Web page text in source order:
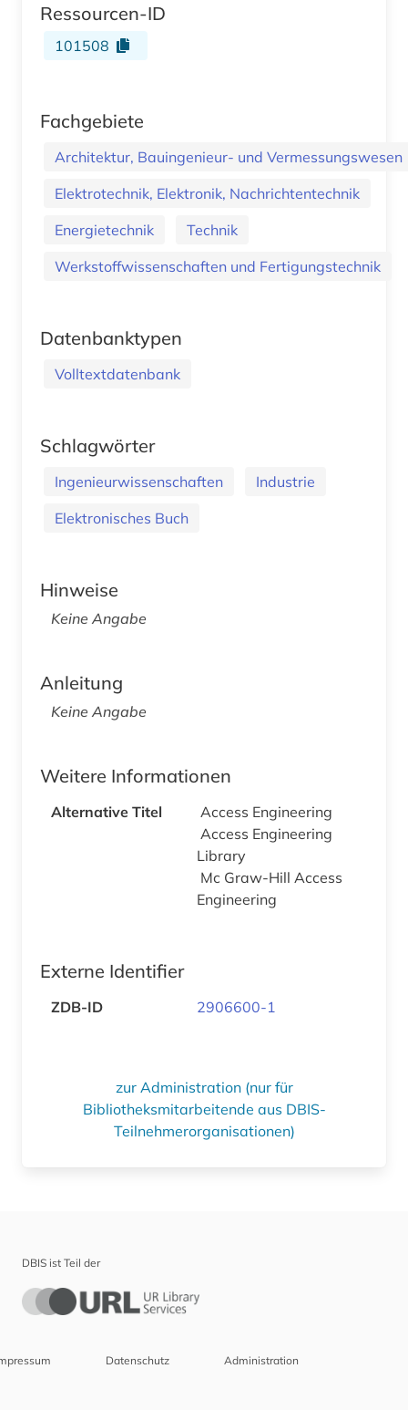
Ressourcen-ID
101508
Fachgebiete
Architektur, Bauingenieur- und Vermessungswesen
Elektrotechnik, Elektronik, Nachrichtentechnik
Energietechnik
Technik
Werkstoffwissenschaften und Fertigungstechnik
Datenbanktypen
Volltextdatenbank
Schlagwörter
Ingenieurwissenschaften
Industrie
Elektronisches Buch
Hinweise
Keine Angabe
Anleitung
Keine Angabe
Weitere Informationen
Alternative Titel
Access Engineering
Access Engineering
Library
Mc Graw-Hill Access
Engineering
Externe Identifier
ZDB-ID 2906600-1
zur Administration (nur für
Bibliotheksmitarbeitende aus DBIS-
Teilnehmerorganisationen)
DBIS ist Teil der
Datenschutz Administration